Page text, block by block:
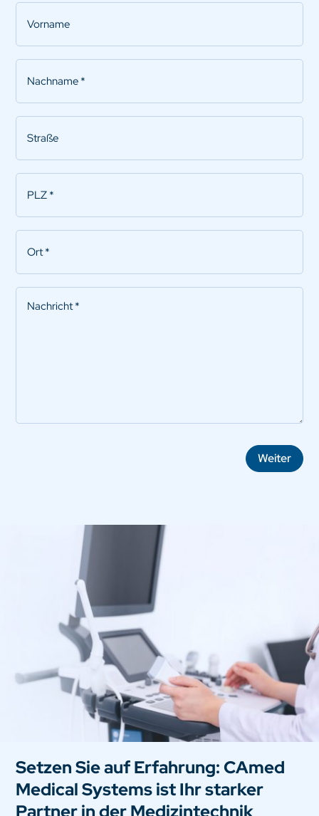
Vorname
Nachname
Straße
PLZ
Ort
Nachricht
Weiter
Setzen Sie auf Erfahrung: CAmed
Medical Systems ist Ihr starker
Partner in der Medizintechnik